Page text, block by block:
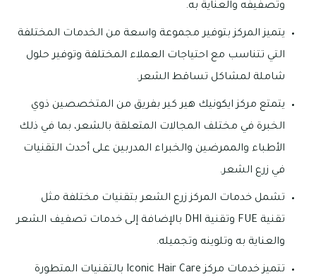
وتصفيفه والعناية به.
يتميز المركز بتوفير مجموعة واسعة من الخدمات المختلفة
التي تتناسب مع احتياجات العملاء المختلفة وتوفير حلول
شاملة لمشاكل تساقط الشعر.
يتمتع مركز ايكونيك هير كير بفريق من المتخصصين ذوي
الخبرة في مختلف المجالات المتعلقة بالشعر، بما في ذلك
الأطباء والممرضين والخبراء المدربين على أحدث التقنيات
في زرع الشعر.
تشمل خدمات المركز زرع الشعر بتقنيات مختلفة مثل
تقنية FUE وتقنية DHI بالإضافة إلى خدمات تصفيف الشعر
والعناية به وتلوينه وتجميله.
تتميز خدمات مركز Iconic Hair Care بالتقنيات المتطورة